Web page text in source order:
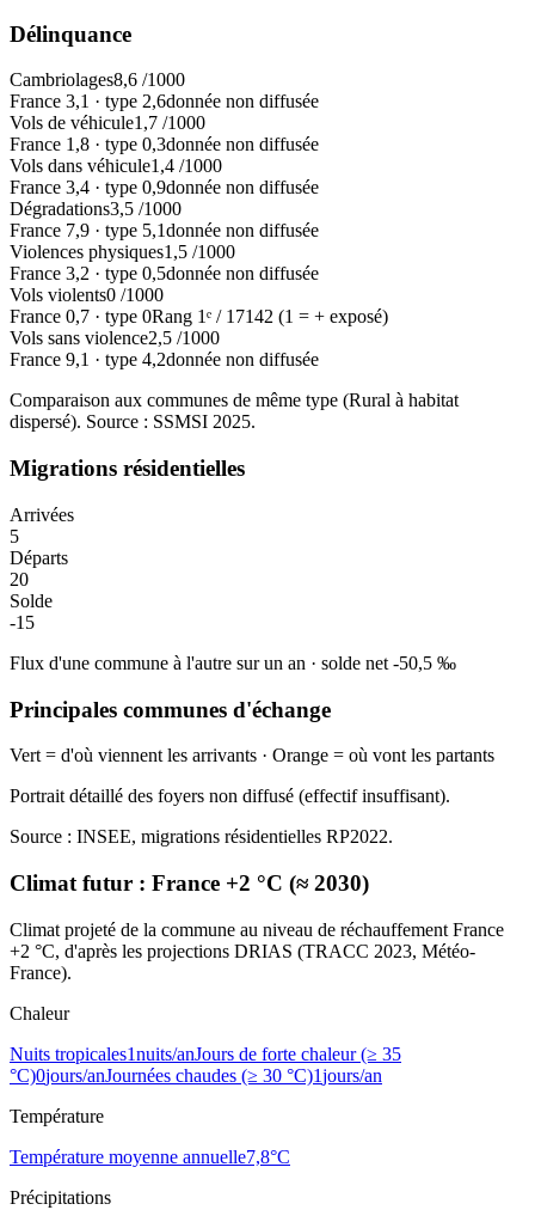
Délinquance
Cambriolages8,6 /1000
France 3,1 · type 2,6donnée non diffusée
Vols de véhicule1,7 /1000
France 1,8 · type 0,3donnée non diffusée
Vols dans véhicule1,4 /1000
France 3,4 · type 0,9donnée non diffusée
Dégradations3,5 /1000
France 7,9 · type 5,1donnée non diffusée
Violences physiques1,5 /1000
France 3,2 · type 0,5donnée non diffusée
Vols violents0 /1000
France 0,7 · type 0Rang 1ᵉ / 17142 (1 = + exposé)
Vols sans violence2,5 /1000
France 9,1 · type 4,2donnée non diffusée
Comparaison aux communes de même type (Rural à habitat
dispersé). Source : SSMSI 2025.
Migrations résidentielles
Arrivées
5
Départs
20
Solde
-15
Flux d'une commune à l'autre sur un an · solde net -50,5 ‰
Principales communes d'échange
Vert = d'où viennent les arrivants · Orange = où vont les partants
Portrait détaillé des foyers non diffusé (effectif insuffisant).
Source : INSEE, migrations résidentielles RP2022.
Climat futur : France +2 °C (≈ 2030)
Climat projeté de la commune au niveau de réchauffement France
+2 °C, d'après les projections DRIAS (TRACC 2023, Météo-
France).
Chaleur
Nuits tropicales1nuits/anJours de forte chaleur (≥ 35
°C)0jours/anJournées chaudes (≥ 30 °C)1jours/an
Température
Température moyenne annuelle7,8°C
Précipitations